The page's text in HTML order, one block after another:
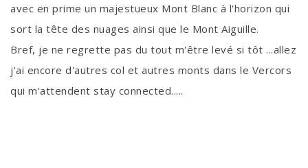
avec en prime un majestueux Mont Blanc à l'horizon qui
sort la tête des nuages ainsi que le Mont Aiguille.
Bref, je ne regrette pas du tout m'être levé si tôt ...allez
j'ai encore d'autres col et autres monts dans le Vercors
qui m'attendent stay connected.....